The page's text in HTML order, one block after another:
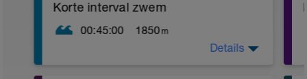
Korte interval zwem
00:45:00 1850 m
Details